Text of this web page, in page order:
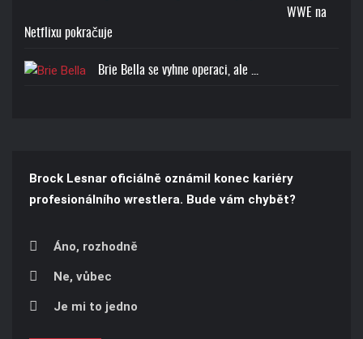
WWE na
Netflixu pokračuje
Brie Bella se vyhne operaci, ale ...
Brock Lesnar oficiálně oznámil konec kariéry
profesionálního wrestlera. Bude vám chybět?
Áno, rozhodně
Ne, vůbec
Je mi to jedno